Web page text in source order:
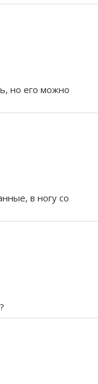
но его можно
в ногу со